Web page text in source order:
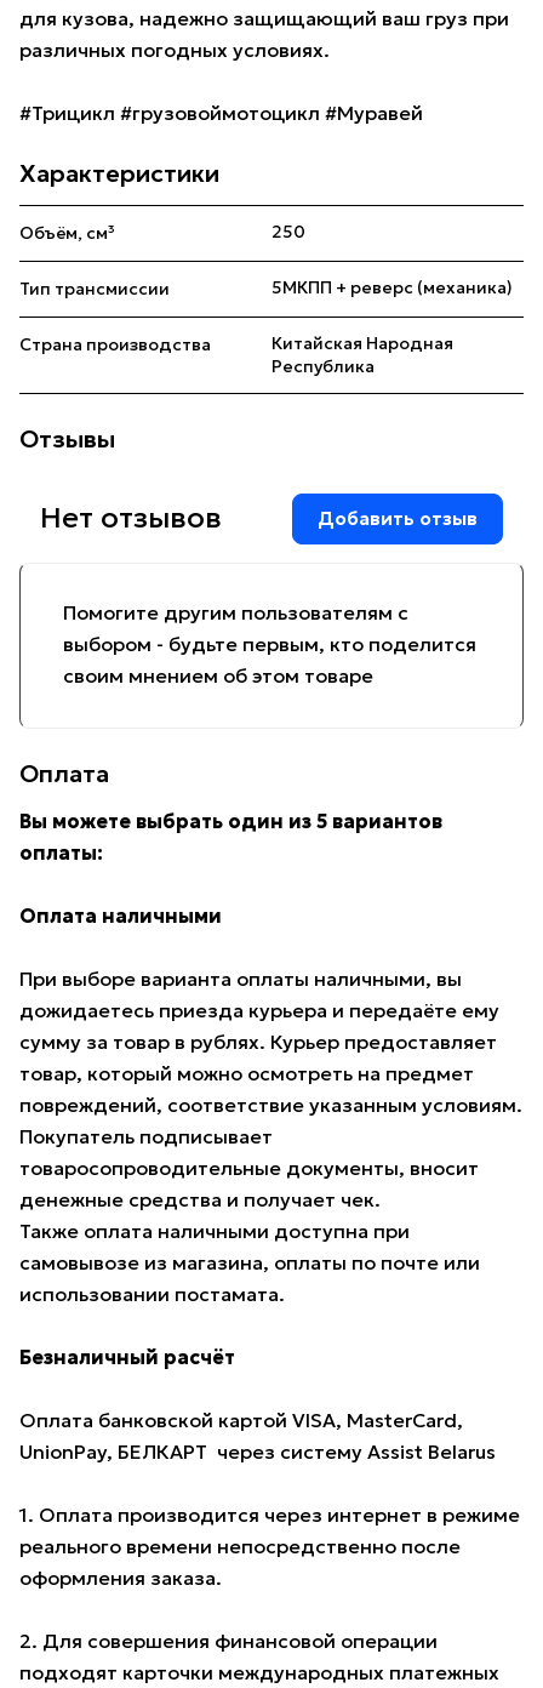
для кузова, надежно защищающий ваш груз при
различных погодных условиях.
#Трицикл #грузовоймотоцикл #Муравей
Характеристики
Объём, см³ 250
Тип трансмиссии 5МКПП + реверс (механика)
Страна производства
Китайская Народная
Республика
Отзывы
Помогите другим пользователям с
выбором - будьте первым, кто поделится
своим мнением об этом товаре
Нет отзывов Добавить отзыв
Оплата
Вы можете выбрать один из 5 вариантов
оплаты:
Оплата наличными
При выборе варианта оплаты наличными, вы
дожидаетесь приезда курьера и передаёте ему
сумму за товар в рублях. Курьер предоставляет
товар, который можно осмотреть на предмет
повреждений, соответствие указанным условиям.
Покупатель подписывает
товаросопроводительные документы, вносит
денежные средства и получает чек.
Также оплата наличными доступна при
самовывозе из магазина, оплаты по почте или
использовании постамата.
Безналичный расчёт
Оплата банковской картой VISA, MasterCard,
UnionPay, БЕЛКАРТ через систему Assist Belarus
1. Оплата производится через интернет в режиме
реального времени непосредственно после
оформления заказа.
2. Для совершения финансовой операции
подходят карточки международных платежных